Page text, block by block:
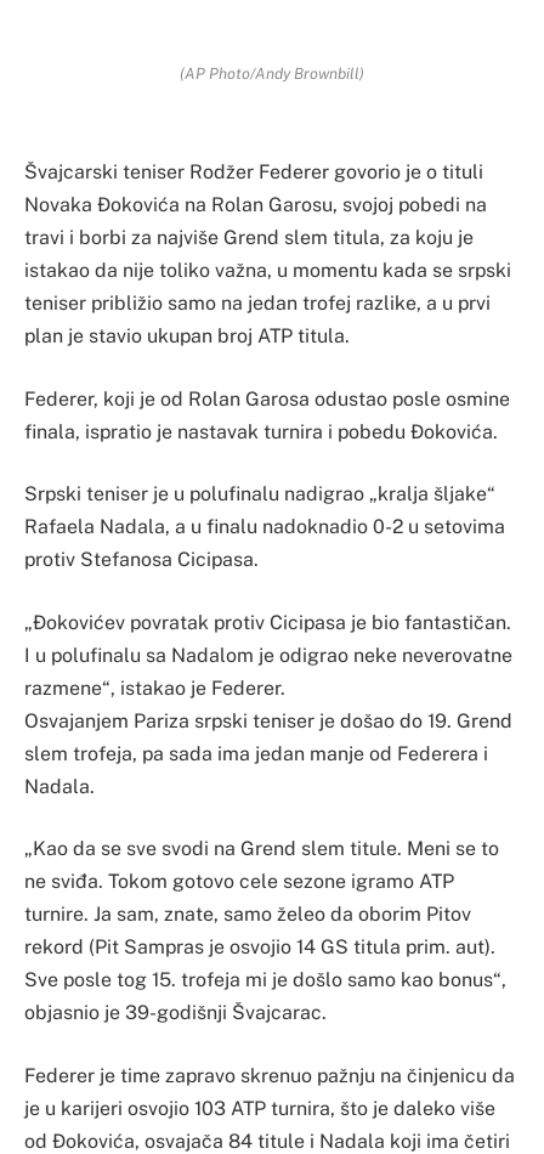
(AP Photo/Andy Brownbill)
Švajcarski teniser Rodžer Federer govorio je o tituli
Novaka Đokovića na Rolan Garosu, svojoj pobedi na
travi i borbi za najviše Grend slem titula, za koju je
istakao da nije toliko važna, u momentu kada se srpski
teniser približio samo na jedan trofej razlike, a u prvi
plan je stavio ukupan broj ATP titula.
Federer, koji je od Rolan Garosa odustao posle osmine
finala, ispratio je nastavak turnira i pobedu Đokovića.
Srpski teniser je u polufinalu nadigrao „kralja šljake“
Rafaela Nadala, a u finalu nadoknadio 0-2 u setovima
protiv Stefanosa Cicipasa.
„Đokovićev povratak protiv Cicipasa je bio fantastičan.
I u polufinalu sa Nadalom je odigrao neke neverovatne
razmene“, istakao je Federer.
Osvajanjem Pariza srpski teniser je došao do 19. Grend
slem trofeja, pa sada ima jedan manje od Federera i
Nadala.
„Kao da se sve svodi na Grend slem titule. Meni se to
ne sviđa. Tokom gotovo cele sezone igramo ATP
turnire. Ja sam, znate, samo želeo da oborim Pitov
rekord (Pit Sampras je osvojio 14 GS titula prim. aut).
Sve posle tog 15. trofeja mi je došlo samo kao bonus“,
objasnio je 39-godišnji Švajcarac.
Federer je time zapravo skrenuo pažnju na činjenicu da
je u karijeri osvojio 103 ATP turnira, što je daleko više
od Đokovića, osvajača 84 titule i Nadala koji ima četiri